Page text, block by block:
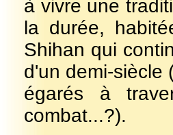
à vivre une
la durée,
Shihan qui
d'un demi-siècle
égarés à
combat...?).